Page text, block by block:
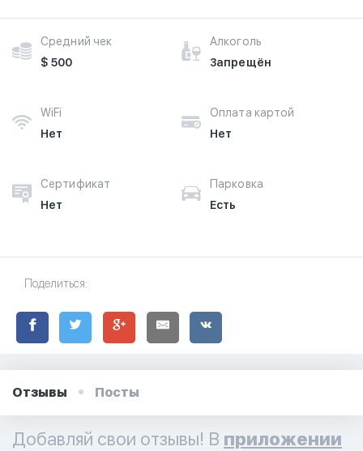
Средний чек
$ 500
Алкоголь
Запрещён
WiFi
Нет
Оплата картой
Нет
Сертификат
Нет
Парковка
Есть
Поделиться:
Отзывы Посты
Добавляй свои отзывы! В приложении